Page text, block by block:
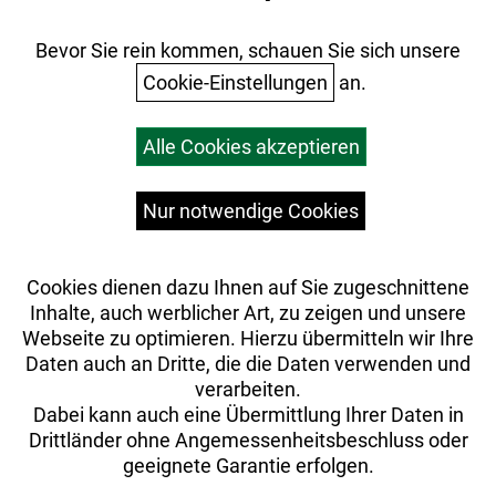
Ihr Einkauf
Versandkosten
Bevor Sie rein kommen, schauen Sie sich unsere
Cookie-Einstellungen an.
Alle Cookies akzeptieren
Nur notwendige Cookies
Cookies dienen dazu Ihnen auf Sie zugeschnittene
Inhalte, auch werblicher Art, zu zeigen und unsere
Webseite zu optimieren. Hierzu übermitteln wir Ihre
Daten auch an Dritte, die die Daten verwenden und
verarbeiten.
Dabei kann auch eine Übermittlung Ihrer Daten in
Drittländer ohne Angemessenheitsbeschluss oder
geeignete Garantie erfolgen.